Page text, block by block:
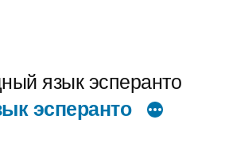
язык эсперанто
эсперанто